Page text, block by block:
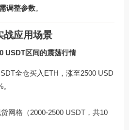
调整参数。
战应用场景
USDT区间的震荡行情
全仓买入ETH，涨至2500 USD
网格（2000-2500 USDT，共10